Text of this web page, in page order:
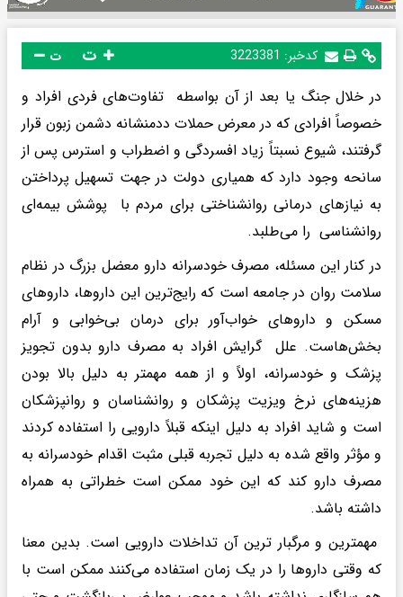
کدخبر: 3223381 ت
در خلال جنگ یا بعد از آن بواسطه تفاوت‌های فردی افراد و
خصوصاً افرادی که در معرض حملات ددمنشانه دشمن زبون قرار
گرفتند، شیوع نسبتاً زیاد افسردگی و اضطراب و استرس پس از
سانحه وجود دارد که همیاری دولت در جهت تسهیل پرداختن
به نیازهای درمانی روانشناختی برای مردم با پوشش بیمه‌ای
روانشناسی را می‌طلبد.
در کنار این مسئله، مصرف خودسرانه دارو معضل بزرگ در نظام
سلامت روان در جامعه است که رایج‌ترین این داروها، داروهای
مسکن و داروهای خواب‌آور برای درمان بی‌خوابی و آرام
بخش‌هاست. علل گرایش افراد به مصرف دارو بدون تجویز
پزشک و خودسرانه، اولاً و از همه مهمتر به دلیل بالا بودن
هزینه‌های نرخ ویزیت پزشکان و روانشناسان و روانپزشکان
است و شاید افراد به دلیل اینکه قبلاً دارویی را استفاده کردند
و مؤثر واقع شده به دلیل تجربه قبلی مثبت اقدام خودسرانه به
مصرف دارو کند که این خود ممکن است خطراتی به همراه
داشته باشد.
مهمترین و مرگبار ترین آن تداخلات دارویی است. بدین معنا
که وقتی داروها را در یک زمان استفاده می‌کنند ممکن است با